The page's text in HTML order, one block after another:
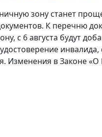
зону станет
К перечню
с 6 августа будут
инвалида,
Изменения в Законе «О